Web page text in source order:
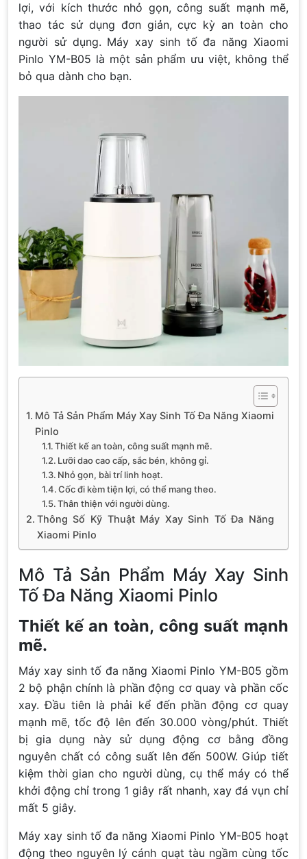
lợi, với kích thước nhỏ gọn, công suất mạnh mẽ,
thao tác sử dụng đơn giản, cực kỳ an toàn cho
người sử dụng. Máy xay sinh tố đa năng Xiaomi
Pinlo YM-B05 là một sản phẩm ưu việt, không thể
bỏ qua dành cho bạn.
Mô Tả Sản Phẩm Máy Xay Sinh Tố Đa Năng Xiaomi
Pinlo
Thiết kế an toàn, công suất mạnh mẽ.
Lưỡi dao cao cấp, sắc bén, không gỉ.
Nhỏ gọn, bài trí linh hoạt.
Cốc đi kèm tiện lợi, có thể mang theo.
Thân thiện với người dùng.
Thông Số Kỹ Thuật Máy Xay Sinh Tố Đa Năng
Xiaomi Pinlo
Mô Tả Sản Phẩm Máy Xay Sinh
Tố Đa Năng Xiaomi Pinlo
Thiết kế an toàn, công suất mạnh
mẽ.
Máy xay sinh tố đa năng Xiaomi Pinlo YM-B05 gồm
2 bộ phận chính là phần động cơ quay và phần cốc
xay. Đầu tiên là phải kể đến phần động cơ quay
mạnh mẽ, tốc độ lên đến 30.000 vòng/phút. Thiết
bị gia dụng này sử dụng động cơ bằng đồng
nguyên chất có công suất lên đến 500W. Giúp tiết
kiệm thời gian cho người dùng, cụ thể máy có thể
khởi động chỉ trong 1 giây rất nhanh, xay đá vụn chỉ
mất 5 giây.
Máy xay sinh tố đa năng Xiaomi Pinlo YM-B05 hoạt
động theo nguyên lý cánh quạt tàu ngầm cùng tốc